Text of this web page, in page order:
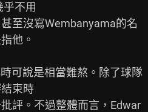
不用
至沒寫Wembanyama的名
他。
可說是相當難熬。除了球隊
束時
評。不過整體而言，Edwar